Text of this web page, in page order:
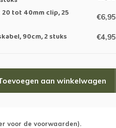
tot 40mm clip, 25 €6,95
90cm, 2 stuks €4,95
aan winkelwagen
voor de voorwaarden).